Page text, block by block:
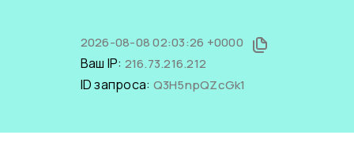
2026-08-08 02:03:26 +0000
Ваш IP: 216.73.216.212
ID запроса: Q3H5npQZcGk1